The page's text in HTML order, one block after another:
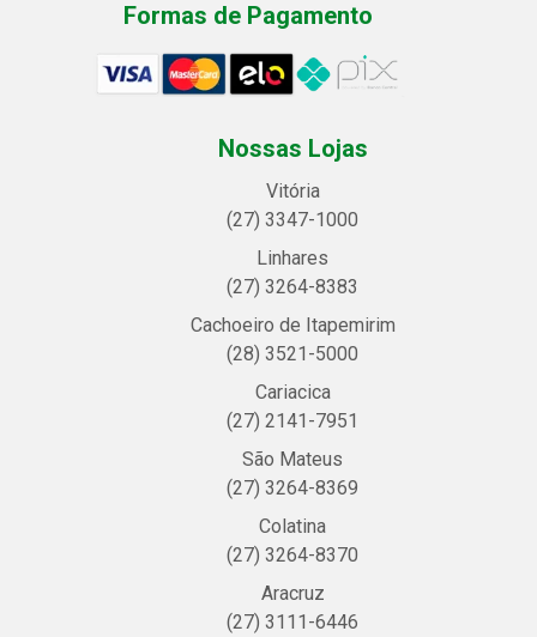
Formas de Pagamento
Nossas Lojas
Vitória
(27) 3347-1000
Linhares
(27) 3264-8383
Cachoeiro de Itapemirim
(28) 3521-5000
Cariacica
(27) 2141-7951
São Mateus
(27) 3264-8369
Colatina
(27) 3264-8370
Aracruz
(27) 3111-6446